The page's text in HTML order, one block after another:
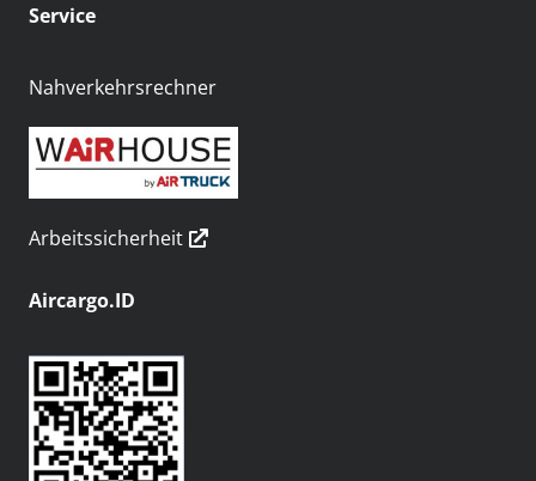
Service
Nahverkehrsrechner
Arbeitssicherheit
Aircargo.ID